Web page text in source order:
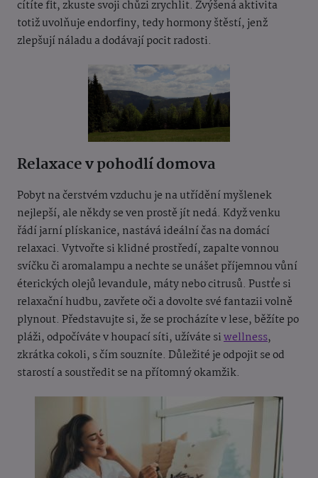
cítíte fit, zkuste svoji chůzi zrychlit. Zvýšená aktivita
totiž uvolňuje endorfiny, tedy hormony štěstí, jenž
zlepšují náladu a dodávají pocit radosti.
Relaxace v pohodlí domova
Pobyt na čerstvém vzduchu je na utřídění myšlenek
nejlepší, ale někdy se ven prostě jít nedá. Když venku
řádí jarní plískanice, nastává ideální čas na domácí
relaxaci. Vytvořte si klidné prostředí, zapalte vonnou
svíčku či aromalampu a nechte se unášet příjemnou vůní
éterických olejů levandule, máty nebo citrusů. Pustťe si
relaxační hudbu, zavřete oči a dovolte své fantazii volně
plynout. Představujte si, že se procházíte v lese, běžíte po
pláži, odpočíváte v houpací síti, užíváte siwellness,
zkrátka cokoli, s čím souzníte. Důležité je odpojit se od
starostí a soustředit se na přítomný okamžik.